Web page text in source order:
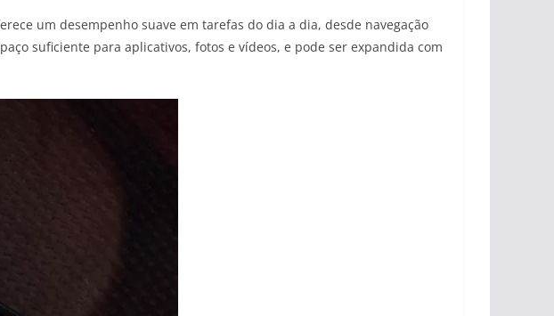
um desempenho suave em tarefas do dia a dia, desde navegação
suficiente para aplicativos, fotos e vídeos, e pode ser expandida com